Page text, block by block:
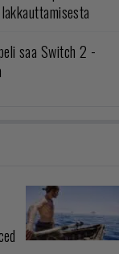
saa Switch 2 -